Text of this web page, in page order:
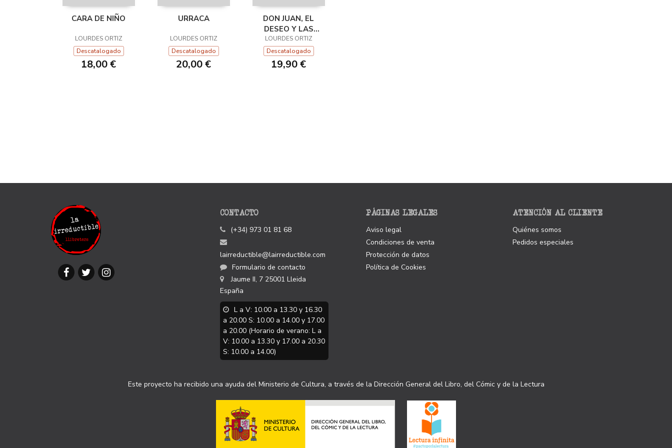
CARA DE NIÑO
LOURDES ORTIZ
Descatalogado
18,00 €
URRACA
LOURDES ORTIZ
Descatalogado
20,00 €
DON JUAN, EL
DESEO Y LAS
MUJERES
LOURDES ORTIZ
Descatalogado
19,90 €
CONTACTO
(+34) 973 01 81 68
lairreductible@lairreductible.com
Formulario de contacto
Jaume II, 7 25001 Lleida
España
L a V: 10.00 a 13.30 y 16.30
a 20.00 S: 10.00 a 14.00 y 17.00
a 20.00 (Horario de verano: L a
V: 10.00 a 13.30 y 17.00 a 20.30
S: 10.00 a 14.00)
PÁGINAS LEGALES
Aviso legal
Condiciones de venta
Protección de datos
Política de Cookies
ATENCIÓN AL CLIENTE
Quiénes somos
Pedidos especiales
Este proyecto ha recibido una ayuda del Ministerio de Cultura, a través de la Dirección General del Libro, del Cómic y de la Lectura